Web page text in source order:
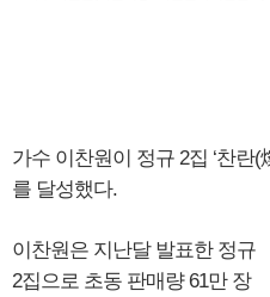
가수 이찬원이 정규 2집 ‘찬란(
를 달성했다.
이찬원은 지난달 발표한 정규
2집으로 초동 판매량 61만 장